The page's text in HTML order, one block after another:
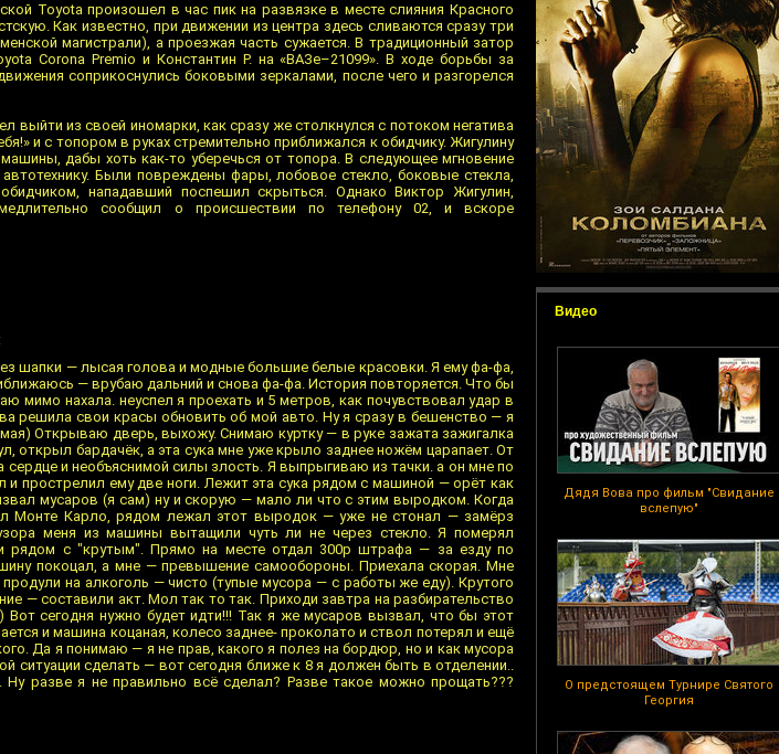
Видео
Дядя Вова про фильм "Свидание
вслепую"
О предстоящем Турнире Святого
Георгия
Toyota произошел в час пик на развязке в месте слияния Красного
Как известно, при движении из центра здесь сливаются сразу три
магистрали), а проезжая часть сужается. В традиционный затор
Corona Premio и Константин Р. на «ВАЗе–21099». В ходе борьбы за
соприкоснулись боковыми зеркалами, после чего и разгорелся
выйти из своей иномарки, как сразу же столкнулся с потоком негатива
и с топором в руках стремительно приближался к обидчику. Жигулину
дабы хоть как-то уберечься от топора. В следующее мгновение
Были повреждены фары, лобовое стекло, боковые стекла,
нападавший поспешил скрыться. Однако Виктор Жигулин,
сообщил о происшествии по телефону 02, и вскоре
шапки — лысая голова и модные большие белые красовки. Я ему фа-фа,
— врубаю дальний и снова фа-фа. История повторяется. Что бы
мимо нахала. неуспел я проехать и 5 метров, как почувствовал удар в
решила свои красы обновить об мой авто. Ну я сразу в бешенство — я
Открываю дверь, выхожу. Снимаю куртку — в руке зажата зажигалка
открыл бардачёк, а эта сука мне уже крыло заднее ножём царапает. От
сердце и необъяснимой силы злость. Я выпрыгиваю из тачки. а он мне по
прострелил ему две ноги. Лежит эта сука рядом с машиной — орёт как
мусаров (я сам) ну и скорую — мало ли что с этим выродком. Когда
Монте Карло, рядом лежал этот выродок — уже не стонал — замёрз
меня из машины вытащили чуть ли не через стекло. Я померял
рядом с "крутым". Прямо на месте отдал 300р штрафа — за езду по
покоцал, а мне — превышение самообороны. Приехала скорая. Мне
на алкоголь — чисто (тупые мусора — с работы же еду). Крутого
— составили акт. Мол так то так. Приходи завтра на разбирательство
сегодня нужно будет идти!!! Так я же мусаров вызвал, что бы этот
и машина коцаная, колесо заднее- проколато и ствол потерял и ещё
Да я понимаю — я не прав, какого я полез на бордюр, но и как мусора
ситуации сделать — вот сегодня ближе к 8 я должен быть в отделении..
разве я не правильно всё сделал? Разве такое можно прощать???